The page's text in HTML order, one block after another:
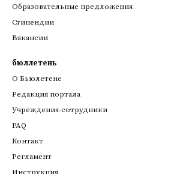
Образовательные предложения
Стипендии
Вакансии
бюллетень
О Бьюлетене
Редакция портала
Учреждения-сотрудники
FAQ
Контакт
Регламент